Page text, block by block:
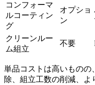
コンフォーマ
ルコーティン
グ
オプショ
ン
クリーンルー
ム組立
不要
単品コストは高いものの
除、組立工数の削減、